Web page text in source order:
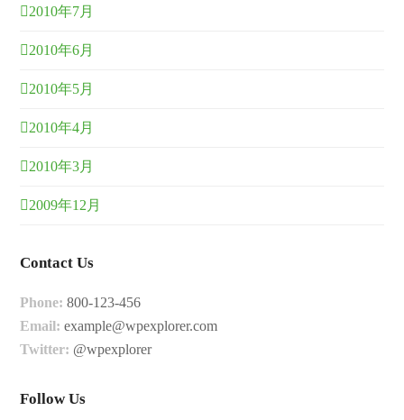
2010年7月
2010年6月
2010年5月
2010年4月
2010年3月
2009年12月
Contact Us
Phone: 800-123-456
Email: example@wpexplorer.com
Twitter: @wpexplorer
Follow Us